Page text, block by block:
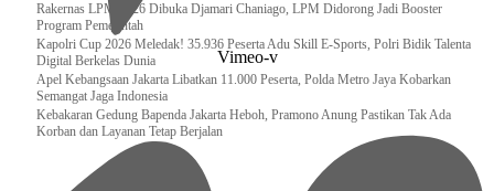
Rakernas LPM 2026 Dibuka Djamari Chaniago, LPM Didorong Jadi Booster
Program Pemerintah
Kapolri Cup 2026 Meledak! 35.936 Peserta Adu Skill E-Sports, Polri Bidik Talenta
Digital Berkelas Dunia
Apel Kebangsaan Jakarta Libatkan 11.000 Peserta, Polda Metro Jaya Kobarkan
Semangat Jaga Indonesia
Kebakaran Gedung Bapenda Jakarta Heboh, Pramono Anung Pastikan Tak Ada
Korban dan Layanan Tetap Berjalan
Vimeo-v